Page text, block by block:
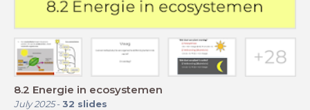
8.2 Energie in ecosystemen
July 2025- 32 slides